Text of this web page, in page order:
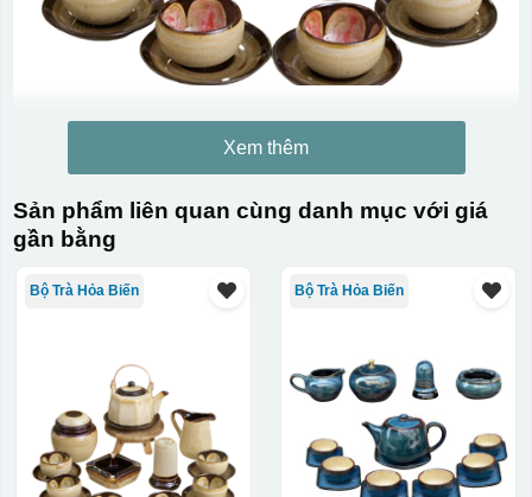
Xem thêm
Sản phẩm liên quan cùng danh mục với giá
gần bằng
Bộ Trà Hỏa Biến Bộ Trà Hỏa Biến